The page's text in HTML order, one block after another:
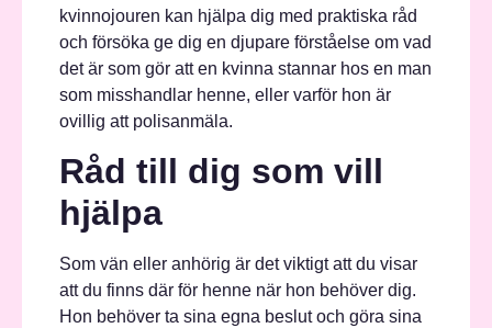
kvinnojouren kan hjälpa dig med praktiska råd
och försöka ge dig en djupare förståelse om vad
det är som gör att en kvinna stannar hos en man
som misshandlar henne, eller varför hon är
ovillig att polisanmäla.
Råd till dig som vill
hjälpa
Som vän eller anhörig är det viktigt att du visar
att du finns där för henne när hon behöver dig.
Hon behöver ta sina egna beslut och göra sina